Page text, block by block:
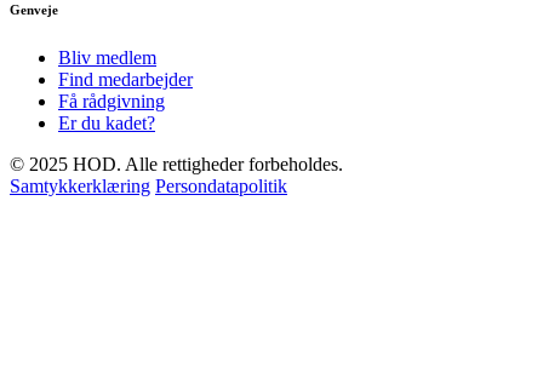
Genveje
Bliv medlem
Find medarbejder
Få rådgivning
Er du kadet?
© 2025 HOD. Alle rettigheder forbeholdes.
Samtykkerklæring Persondatapolitik